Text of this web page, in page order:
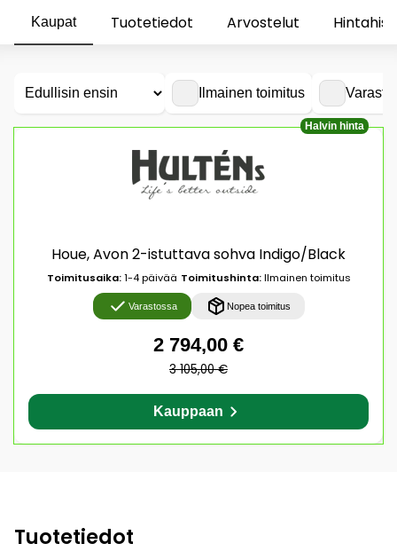
Kaupat Tuotetiedot Arvostelut
Ilmainen toimitus
Halvin hinta
Houe, Avon 2-istuttava sohva Indigo/Black
Toimitusaika:1-4 päivää Toimitushinta:Ilmainen toimitus
Varastossa Nopea toimitus
2 794,00 €
3 105,00 €
Kauppaan
Tuotetiedot